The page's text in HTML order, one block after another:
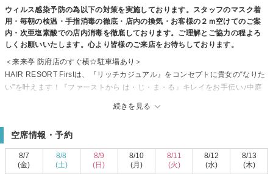
ウィルス感染予防の為以下の対策を実施しております。スタッフのマスク着
用・毎朝の検温・手指消毒の徹底・店内の換気・お客様の２ｍ空けてのご案
内・次亜塩素酸での店内消毒を徹底しております。ご理解とご協力の程よろ
しくお願いいたします。心より皆様のご来店をお待ちしております。
続きを見る
＜来来亭 防府店のすぐ横☆駐車場あり＞
HAIR RESORT Firstは、『リッチカジュアル』をコンセプトに貴女の“なりた
い”を叶えます！『ファーストから は・じ・ま・る』キレイをお手伝い♪中庭
＜カウンセリングに力を入れています！！＞
女性・男性問わず多くのお客様に愛される“HAIR RESORT First”！お客様とじ
っくり話し、納得いただいた上で施術を行い、高い再現性×巧みなカット技術
空席情報・予約
8/7
(金)
8/8
(土)
8/9
(日)
8/10
(月)
8/11
(火)
8/12
(水)
8/13
(木)